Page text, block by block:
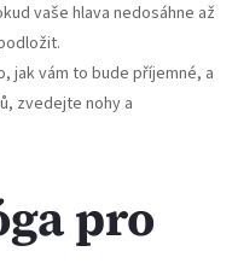
vaše hlava nedosáhne až
jak vám to bude příjemné, a
zvedejte nohy a
pro